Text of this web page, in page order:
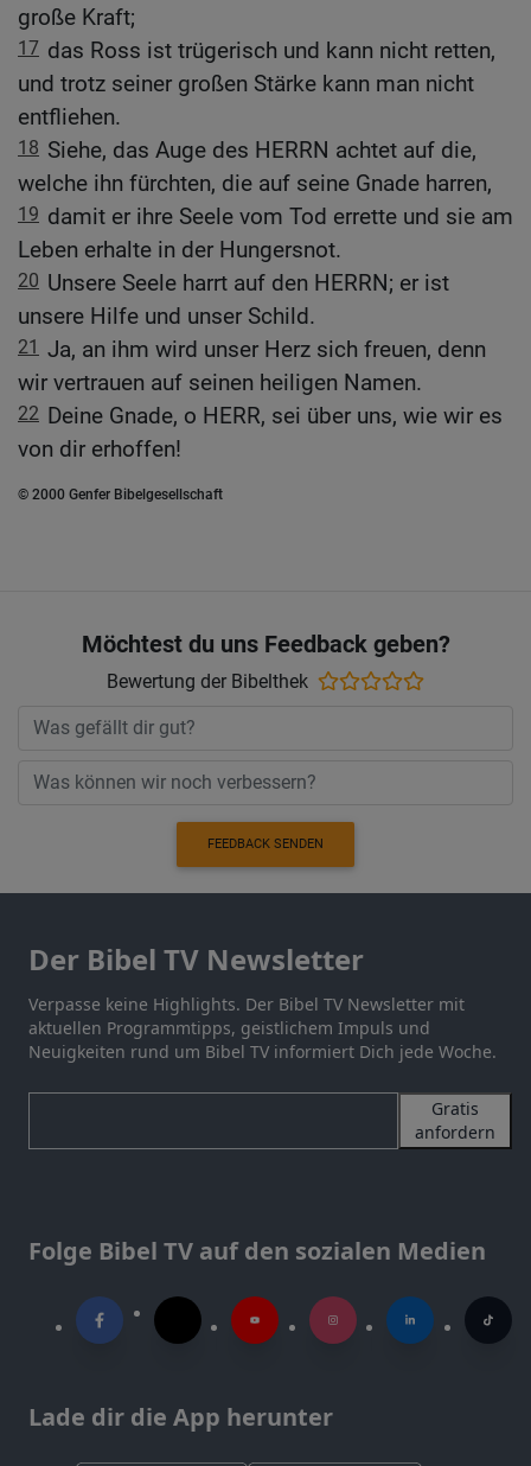
große Kraft;
17 das Ross ist trügerisch und kann nicht retten,
und trotz seiner großen Stärke kann man nicht
entfliehen.
18 Siehe, das Auge des HERRN achtet auf die,
welche ihn fürchten, die auf seine Gnade harren,
19 damit er ihre Seele vom Tod errette und sie am
Leben erhalte in der Hungersnot.
20 Unsere Seele harrt auf den HERRN; er ist
unsere Hilfe und unser Schild.
21 Ja, an ihm wird unser Herz sich freuen, denn
wir vertrauen auf seinen heiligen Namen.
22 Deine Gnade, o HERR, sei über uns, wie wir es
von dir erhoffen!
© 2000 Genfer Bibelgesellschaft
Möchtest du uns Feedback geben?
Bewertung der Bibelthek
FEEDBACK SENDEN
Der Bibel TV Newsletter
Verpasse keine Highlights. Der Bibel TV Newsletter mit
aktuellen Programmtipps, geistlichem Impuls und
Neuigkeiten rund um Bibel TV informiert Dich jede Woche.
Gratis
anfordern
Folge Bibel TV auf den sozialen Medien
Lade dir die App herunter